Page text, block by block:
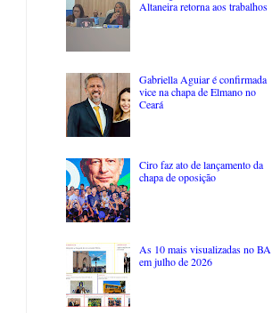
Altaneira retorna aos trabalhos
Gabriella Aguiar é confirmada
vice na chapa de Elmano no
Ceará
Ciro faz ato de lançamento da
chapa de oposição
As 10 mais visualizadas no BA
em julho de 2026